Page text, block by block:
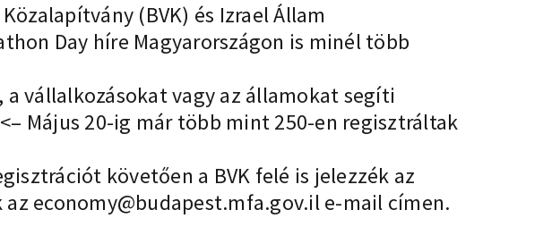
(BVK) és Izrael Állam
Day híre Magyarországon is minél több
a vállalkozásokat vagy az államokat segíti
<– Május 20-ig már több mint 250-en regisztráltak
követően a BVK felé is jelezzék az
az economy@budapest.mfa.gov.ile-mail címen.